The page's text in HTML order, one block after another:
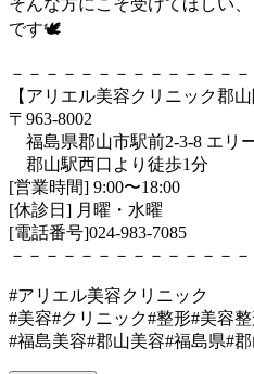
そんな方にこそ受けてほしい
です🕊️
－－－－－－－－－－－－－
【アリエル美容クリニック郡山
〒963-8002
福島県郡山市駅前2-3-8 エリ
郡山駅西口より徒歩1分
[営業時間] 9:00〜18:00
[休診日] 月曜・水曜
[電話番号]024-983-7085
－－－－－－－－－－－－－
#アリエル美容クリニック
#美容#クリニック#整形#美容
#福島美容#郡山美容#福島県#